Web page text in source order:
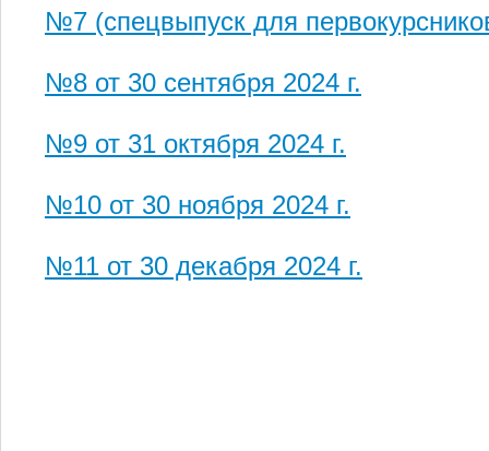
№7 (спецвыпуск для
№8 от 30 сентября 2024 г.
№9 от 31 октября 2024 г.
№10 от 30 ноября 2024 г.
№11 от 30 декабря 2024 г.